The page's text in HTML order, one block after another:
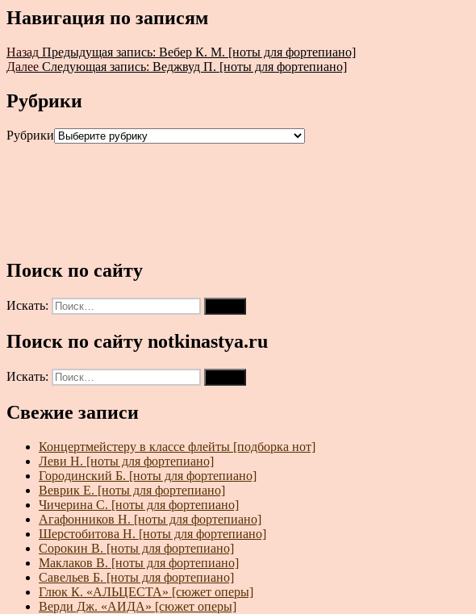
Навигация по записям
Назад Предыдущая запись: Вебер К. М. [ноты для фортепиано]
Далее Следующая запись: Веджвуд П. [ноты для фортепиано]
Рубрики
Рубрики
Поиск по сайту
Искать:
Поиск по сайту notkinastya.ru
Искать:
Свежие записи
Концертмейстеру в классе флейты [подборка нот]
Леви Н. [ноты для фортепиано]
Городинский Б. [ноты для фортепиано]
Веврик Е. [ноты для фортепиано]
Чичерина С. [ноты для фортепиано]
Агафонников Н. [ноты для фортепиано]
Шерстобитова Н. [ноты для фортепиано]
Сорокин В. [ноты для фортепиано]
Маклаков В. [ноты для фортепиано]
Савельев Б. [ноты для фортепиано]
Глюк К. «АЛЬЦЕСТА» [сюжет оперы]
Верди Дж. «АИДА» [сюжет оперы]